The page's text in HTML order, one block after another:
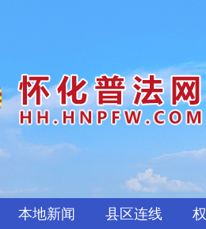
本地新闻 县区连线